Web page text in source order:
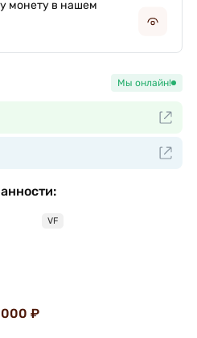
монету в нашем
Мы онлайн!
VF
000 ₽